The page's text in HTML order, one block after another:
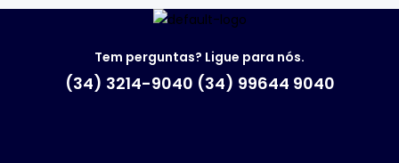
Tem perguntas? Ligue para nós.
(34) 3214-9040 (34) 99644 9040